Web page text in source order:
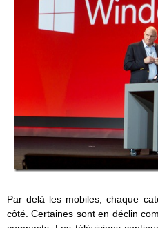
Par delà les mobiles, chaque
côté. Certaines sont en déclin